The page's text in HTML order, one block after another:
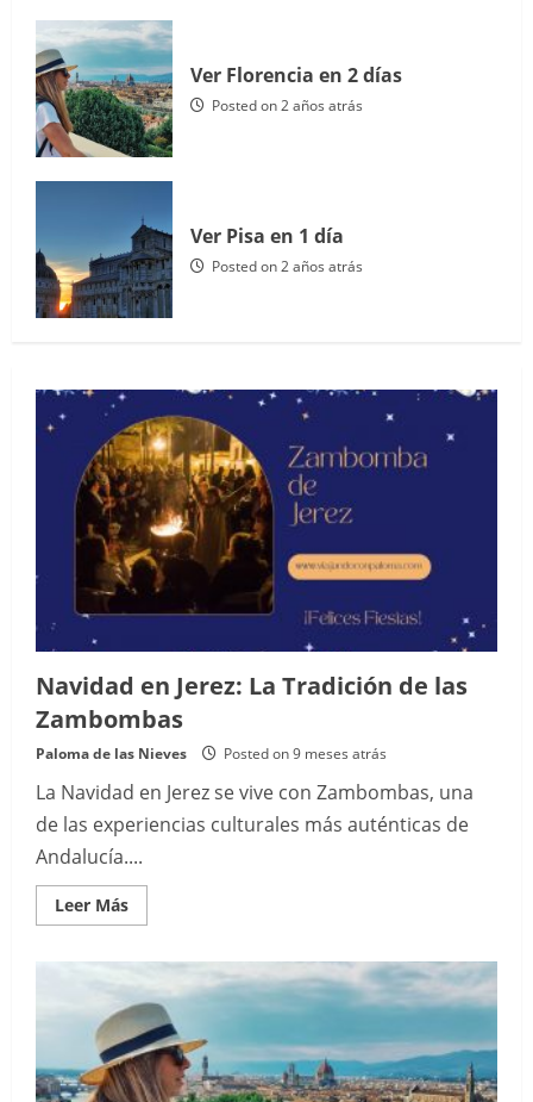
Ver Florencia en 2 días
Posted on 2 años atrás
Ver Pisa en 1 día
Posted on 2 años atrás
Navidad en Jerez: La Tradición de las
Zambombas
Paloma de las Nieves Posted on 9 meses atrás
La Navidad en Jerez se vive con Zambombas, una
de las experiencias culturales más auténticas de
Andalucía....
Leer MásRead
more
Jerez:
La
Tradición
de
las
Zambombas